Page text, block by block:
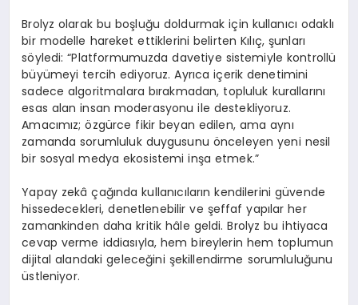
Brolyz olarak bu boşluğu doldurmak için kullanıcıodaklı
bir modelle hareket ettiklerini belirten Kılıç, şunları
söyledi:“Platformumuzda davetiye sistemiyle kontrollü
büyümeyi tercih ediyoruz. Ayrıca içerik denetimini
sadece algoritmalara bırakmadan, topluluk kurallarını
esas alan insan moderasyonu ile destekliyoruz.
Amacımız;özgürce fikir beyan edilen, ama aynı
zamanda sorumluluk duygusunu önceleyen yeni nesil
bir sosyal medya ekosistemi inşa etmek.”
Yapay zekâ çağında kullanıcıların kendilerini güvende
hissedecekleri, denetlenebilir ve şeffaf yapılar her
zamankinden daha kritik hâle geldi. Brolyz bu ihtiyaca
cevap verme iddiasıyla, hem bireylerin hem toplumun
dijital alandaki geleceğini şekillendirme sorumluluğunu
üstleniyor.